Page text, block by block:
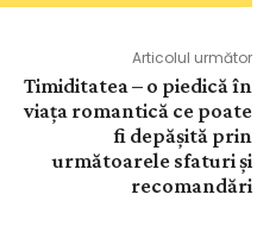
Articolul următor
Timiditatea – o piedică în
viața romantică ce poate
fi depășită prin
următoarele sfaturi și
recomandări